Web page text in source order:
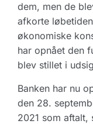
dem, men de
afkorte
økonomiske
har opnået den
blev stillet i
Banken har nu
den 28.
2021 som aftalt,